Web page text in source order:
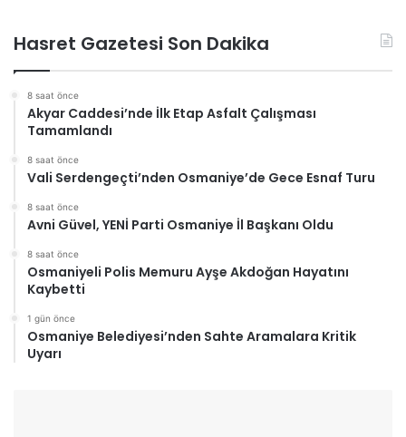
Hasret Gazetesi Son Dakika
8 saat önce
Akyar Caddesi’nde İlk Etap Asfalt Çalışması
Tamamlandı
8 saat önce
Vali Serdengeçti’nden Osmaniye’de Gece Esnaf Turu
8 saat önce
Avni Güvel, YENİ Parti Osmaniye İl Başkanı Oldu
8 saat önce
Osmaniyeli Polis Memuru Ayşe Akdoğan Hayatını
Kaybetti
1 gün önce
Osmaniye Belediyesi’nden Sahte Aramalara Kritik
Uyarı